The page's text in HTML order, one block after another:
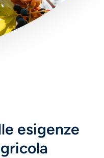
esigenze